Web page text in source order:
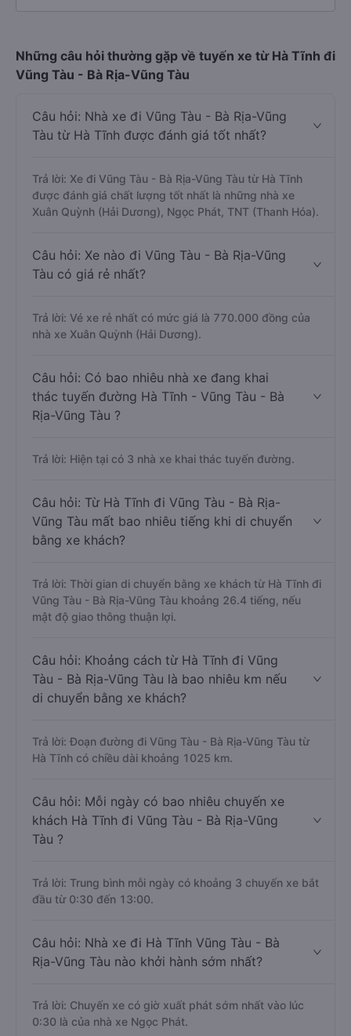
Những câu hỏi thường gặp về tuyến xe từ Hà Tĩnh đi
Vũng Tàu - Bà Rịa-Vũng Tàu
Câu hỏi: Nhà xe đi Vũng Tàu - Bà Rịa-Vũng
Tàu từ Hà Tĩnh được đánh giá tốt nhất?
Trả lời: Xe đi Vũng Tàu - Bà Rịa-Vũng Tàu từ Hà Tĩnh
được đánh giá chất lượng tốt nhất là những nhà xe
Xuân Quỳnh (Hải Dương), Ngọc Phát, TNT (Thanh Hóa).
Câu hỏi: Xe nào đi Vũng Tàu - Bà Rịa-Vũng
Tàu có giá rẻ nhất?
Trả lời: Vé xe rẻ nhất có mức giá là 770.000 đồng của
nhà xe Xuân Quỳnh (Hải Dương).
Câu hỏi: Có bao nhiêu nhà xe đang khai
thác tuyến đường Hà Tĩnh - Vũng Tàu - Bà
Rịa-Vũng Tàu ?
Trả lời: Hiện tại có 3 nhà xe khai thác tuyến đường.
Câu hỏi: Từ Hà Tĩnh đi Vũng Tàu - Bà Rịa-
Vũng Tàu mất bao nhiêu tiếng khi di chuyển
bằng xe khách?
Trả lời: Thời gian di chuyển bằng xe khách từ Hà Tĩnh đi
Vũng Tàu - Bà Rịa-Vũng Tàu khoảng 26.4 tiếng, nếu
mật độ giao thông thuận lợi.
Câu hỏi: Khoảng cách từ Hà Tĩnh đi Vũng
Tàu - Bà Rịa-Vũng Tàu là bao nhiêu km nếu
di chuyển bằng xe khách?
Trả lời: Đoạn đường đi Vũng Tàu - Bà Rịa-Vũng Tàu từ
Hà Tĩnh có chiều dài khoảng 1025 km.
Câu hỏi: Mỗi ngày có bao nhiêu chuyến xe
khách Hà Tĩnh đi Vũng Tàu - Bà Rịa-Vũng
Tàu ?
Trả lời: Trung bình mỗi ngày có khoảng 3 chuyến xe bắt
đầu từ 0:30 đến 13:00.
Câu hỏi: Nhà xe đi Hà Tĩnh Vũng Tàu - Bà
Rịa-Vũng Tàu nào khởi hành sớm nhất?
Trả lời: Chuyến xe có giờ xuất phát sớm nhất vào lúc
0:30 là của nhà xe Ngọc Phát.